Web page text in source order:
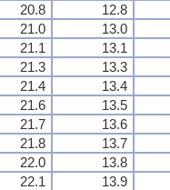
20.8
12.8
21.0
13.0
21.1
13.1
21.3
13.3
21.4
13.4
21.6
13.5
21.7
13.6
21.8
13.7
22.0
13.8
22.1
13.9